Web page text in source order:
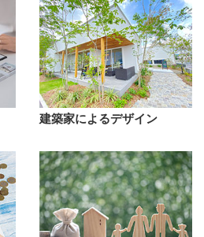
建築家によるデザイン